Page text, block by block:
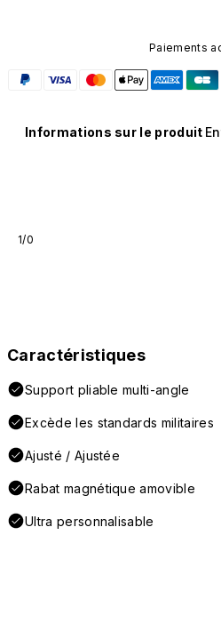
Paiements
Informations sur le produit
1/0
Caractéristiques
Support pliable multi-angle
Excède les standards militaires
Ajusté / Ajustée
Rabat magnétique amovible
Ultra personnalisable